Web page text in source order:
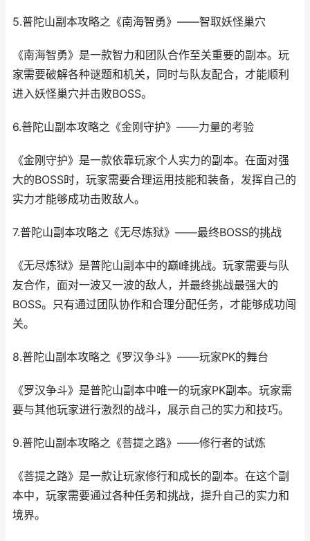
5.普陀山副本攻略之《南海智勇》——智取妖怪巢穴
《南海智勇》是一款智力和团队合作至关重要的副本。玩
家需要破解各种谜题和机关，同时与队友配合，才能顺利
进入妖怪巢穴并击败BOSS。
6.普陀山副本攻略之《金刚守护》——力量的考验
《金刚守护》是一款依靠玩家个人实力的副本。在面对强
大的BOSS时，玩家需要合理运用技能和装备，发挥自己的
实力才能够成功击败敌人。
7.普陀山副本攻略之《无尽炼狱》——最终BOSS的挑战
《无尽炼狱》是普陀山副本中的巅峰挑战。玩家需要与队
友合作，面对一波又一波的敌人，并最终挑战最强大的
BOSS。只有通过团队协作和合理分配任务，才能够成功闯
关。
8.普陀山副本攻略之《罗汉争斗》——玩家PK的舞台
《罗汉争斗》是普陀山副本中唯一的玩家PK副本。玩家需
要与其他玩家进行激烈的战斗，展示自己的实力和技巧。
9.普陀山副本攻略之《菩提之路》——修行者的试炼
《菩提之路》是一款让玩家修行和成长的副本。在这个副
本中，玩家需要通过各种任务和挑战，提升自己的实力和
境界。